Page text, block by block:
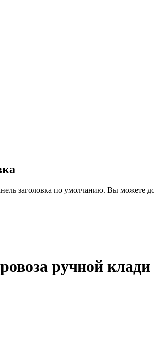
заголовка по умолчанию. Вы можете
ручной клади